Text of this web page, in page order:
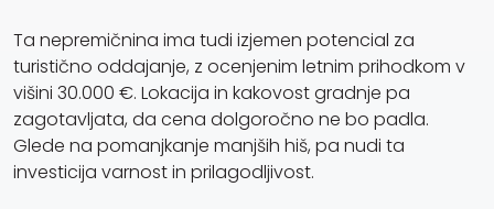
Ta nepremičnina ima tudi izjemen potencial za
turistično oddajanje, z ocenjenim letnim prihodkom v
višini 30.000 €. Lokacija in kakovost gradnje pa
zagotavljata, da cena dolgoročno ne bo padla.
Glede na pomanjkanje manjših hiš, pa nudi ta
investicija varnost in prilagodljivost.